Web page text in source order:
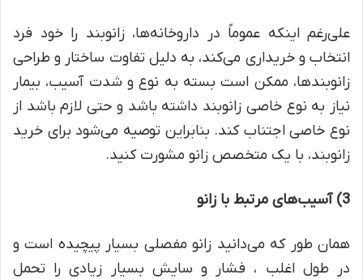
علی‌رغم اینکه عموماً در داروخانه‌ها، زانوبند را خود فرد
انتخاب و خریداری می‌کند، به دلیل تفاوت ساختار و طراحی
زانوبندها، ممکن است بسته به نوع و شدت آسیب، بیمار
نیاز به نوع خاصی زانوبند داشته باشد و حتی لازم باشد از
نوع خاصی اجتناب کند. بنابراین توصیه می‌شود برای خرید
زانوبند، با یک متخصص زانو مشورت کنید.
3) آسیب‌های مرتبط با زانو
همان‌ طور که می‌دانید زانو مفصلی بسیار پیچیده است و
در طول اغلب ، فشار و سایش بسیار زیادی را تحمل